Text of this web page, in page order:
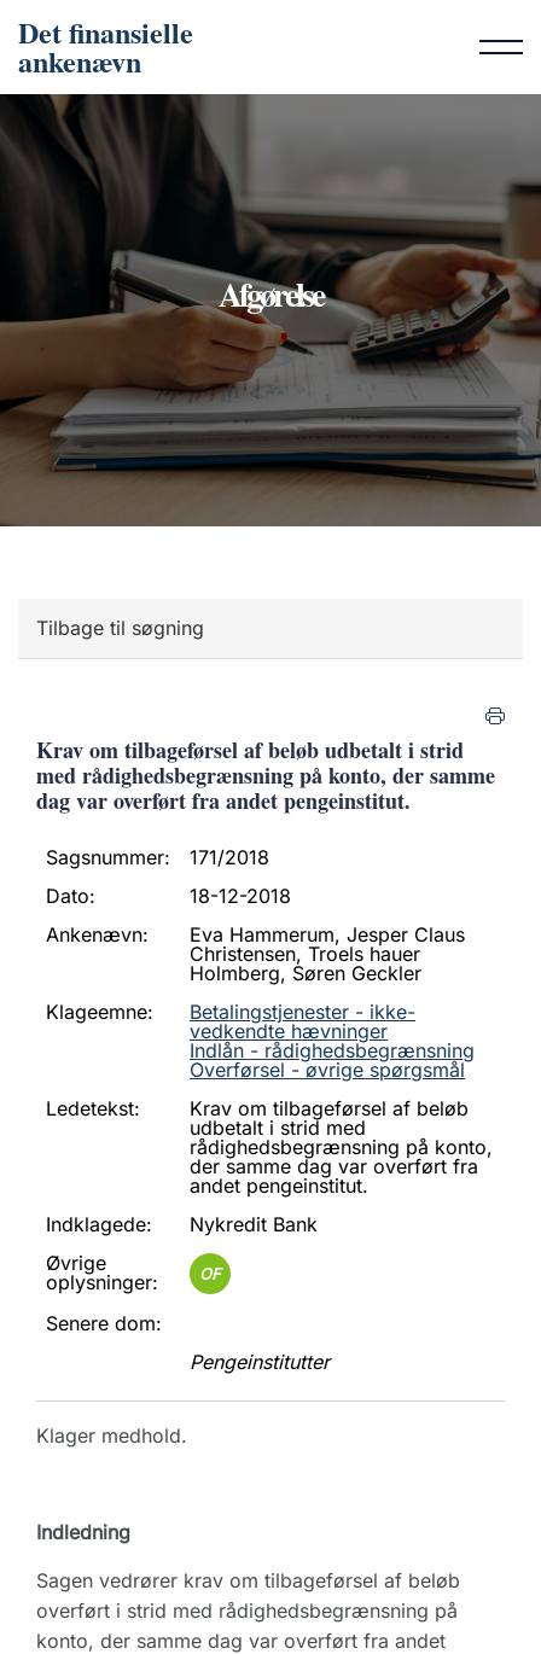
Det finansielle
ankenævn
Afgørelse
Tilbage til søgning
Krav om tilbageførsel af beløb udbetalt i strid
med rådighedsbegrænsning på konto, der samme
dag var overført fra andet pengeinstitut.
Sagsnummer:
171/2018
Dato:
18-12-2018
Ankenævn:
Eva Hammerum, Jesper Claus
Christensen, Troels hauer
Holmberg, Søren Geckler
Klageemne:
Betalingstjenester - ikke-
vedkendte hævninger
Indlån - rådighedsbegrænsning
Overførsel - øvrige spørgsmål
Ledetekst:
Krav om tilbageførsel af beløb
udbetalt i strid med
rådighedsbegrænsning på konto,
der samme dag var overført fra
andet pengeinstitut.
Indklagede:
Nykredit Bank
Øvrige
oplysninger:
OF
Senere dom:
Pengeinstitutter
Klager medhold.
Indledning
Sagen vedrører krav om tilbageførsel af beløb
overført i strid med rådighedsbegrænsning på
konto, der samme dag var overført fra andet